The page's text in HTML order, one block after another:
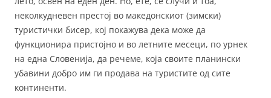
неколкудневен престој во македонскиот (зимски)
туристички бисер, кој покажува дека може да
функционира пристојно и во летните месеци, по урнек
на една Словенија, да речеме, која своите планински
убавини добро им ги продава на туристите од сите
континенти.